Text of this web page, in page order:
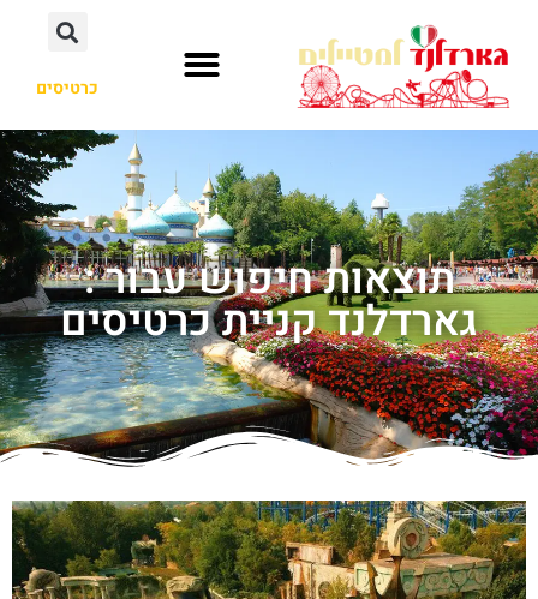
כרטיסים
תוצאות חיפוש עבור :
גארדלנד קניית כרטיסים